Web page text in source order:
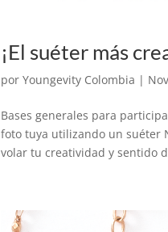
¡El suéter más
porYoungevity Colombia |
Bases generales para
foto tuya utilizando un suéter
volar tu creatividad y sentido